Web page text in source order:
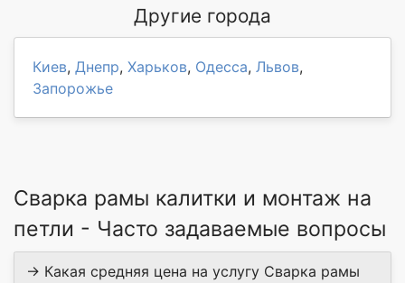
Другие города
Киев, Днепр, Харьков, Одесса, Львов,
Запорожье
Сварка рамы калитки и монтаж на
петли - Часто задаваемые вопросы
→ Какая средняя цена на услугу Сварка рамы